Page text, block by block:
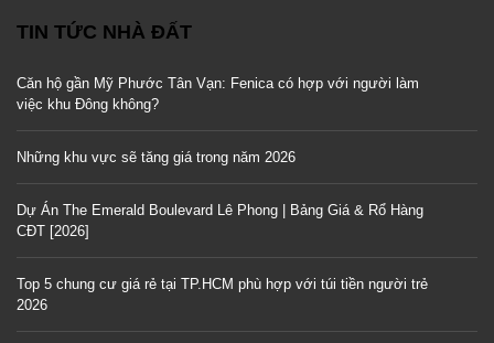
TIN TỨC NHÀ ĐẤT
Căn hộ gần Mỹ Phước Tân Vạn: Fenica có hợp với người làm
việc khu Đông không?
Những khu vực sẽ tăng giá trong năm 2026
Dự Án The Emerald Boulevard Lê Phong | Bảng Giá & Rổ Hàng
CĐT [2026]
Top 5 chung cư giá rẻ tại TP.HCM phù hợp với túi tiền người trẻ
2026